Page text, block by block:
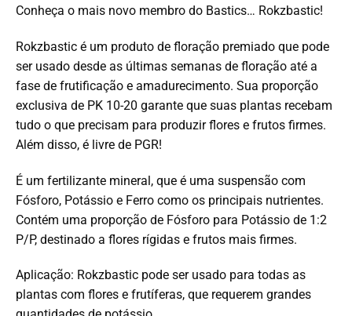
Conheça o mais novo membro do Bastics… Rokzbastic!
Rokzbastic é um produto de floração premiado que pode
ser usado desde as últimas semanas de floração até a
fase de frutificação e amadurecimento. Sua proporção
exclusiva de PK 10-20 garante que suas plantas recebam
tudo o que precisam para produzir flores e frutos firmes.
Além disso, é livre de PGR!
É um fertilizante mineral, que é uma suspensão com
Fósforo, Potássio e Ferro como os principais nutrientes.
Contém uma proporção de Fósforo para Potássio de 1:2
P/P, destinado a flores rígidas e frutos mais firmes.
Aplicação: Rokzbastic pode ser usado para todas as
plantas com flores e frutíferas, que requerem grandes